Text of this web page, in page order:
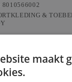
8010566002
&
maakt